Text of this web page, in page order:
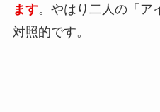
ます。やはり二人の「ア
対照的です。